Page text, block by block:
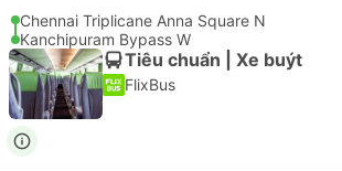
Chennai Triplicane Anna Square N
Kanchipuram Bypass W
Tiêu chuẩn | Xe buýt
FlixBus